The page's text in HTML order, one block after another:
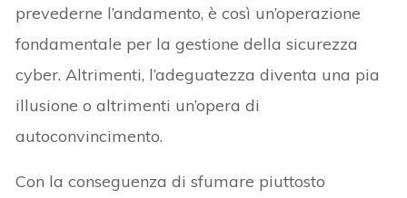
prevederne l’andamento, è così un’operazione
fondamentale per la gestione della sicurezza
cyber. Altrimenti, l’adeguatezza diventa una pia
illusione o altrimenti un’opera di
autoconvincimento.
Con la conseguenza di sfumare piuttosto